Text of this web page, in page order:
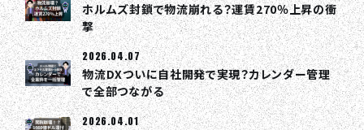
ホルムズ封鎖で物流崩れる？運賃270％上昇の衝
撃
2026.04.07
物流DXついに自社開発で実現？カレンダー管理
で全部つながる
2026.04.01